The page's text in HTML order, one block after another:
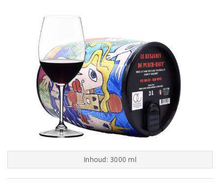
Inhoud: 3000 ml